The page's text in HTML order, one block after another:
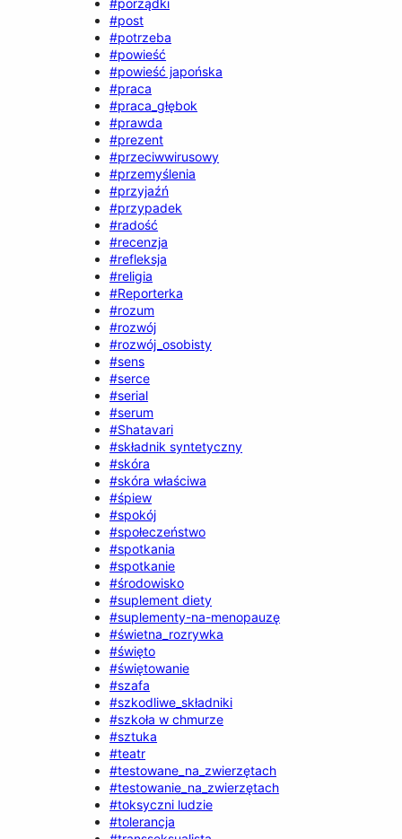
#post
#potrzeba
#powieść
#powieść japońska
#praca
#praca_głębok
#prawda
#prezent
#przeciwwirusowy
#przemyślenia
#przyjaźń
#przypadek
#radość
#recenzja
#refleksja
#religia
#Reporterka
#rozum
#rozwój
#rozwój_osobisty
#sens
#serce
#serial
#serum
#Shatavari
#składnik syntetyczny
#skóra
#skóra właściwa
#śpiew
#spokój
#społeczeństwo
#spotkania
#spotkanie
#środowisko
#suplement diety
#suplementy-na-menopauzę
#świetna_rozrywka
#święto
#świętowanie
#szafa
#szkodliwe_składniki
#szkoła w chmurze
#sztuka
#teatr
#testowane_na_zwierzętach
#testowanie_na_zwierzętach
#toksyczni ludzie
#tolerancja